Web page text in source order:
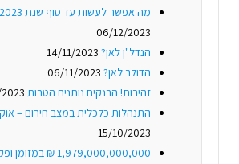
מה אפשר לעשות עד סוף שנת 2023
06/12/2023
הנדל"ן לאן? 14/11/2023
הדולר לאן? 06/11/2023
זהירות! הבנקים נותנים הטבות
התנהלות כלכלית במצב חירום –
15/10/2023
1,979,000,000,000 ₪ במזומן ופקדונות